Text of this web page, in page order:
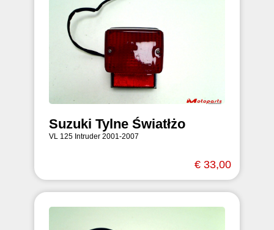
Suzuki Tylne Światłżo
VL 125 Intruder 2001-2007
€ 33,00